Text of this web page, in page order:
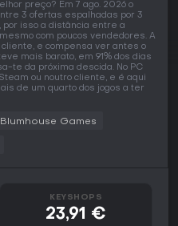
preço? Em 7 ago. 2026 o
3 ofertas espalhadas por 3
, por isso a distância entre a
com poucos vendedores. A
e compensa ver antes o
mais barato, em 91% dos dias
te da próxima descida. No PC
ou noutro cliente, e é aqui
de um quarto dos jogos a ter
Blumhouse Games
KEYSHOPS
23,91 €